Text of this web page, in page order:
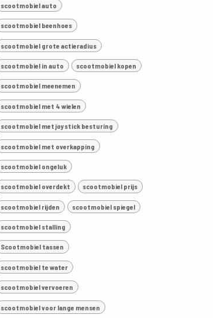
scootmobiel auto
scootmobiel beenhoes
scootmobiel grote actieradius
scootmobiel in auto scootmobiel kopen
scootmobiel meenemen
scootmobiel met 4 wielen
scootmobiel met joystick besturing
scootmobiel met overkapping
scootmobiel ongeluk
scootmobiel overdekt scootmobiel prijs
scootmobiel rijden scootmobiel spiegel
scootmobiel stalling
Scootmobiel tassen
scootmobiel te water
scootmobiel vervoeren
scootmobiel voor lange mensen